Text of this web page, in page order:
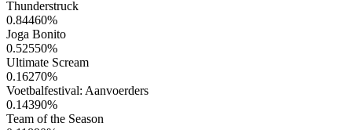
Thunderstruck
0.84460%
Joga Bonito
0.52550%
Ultimate Scream
0.16270%
Voetbalfestival: Aanvoerders
0.14390%
Team of the Season